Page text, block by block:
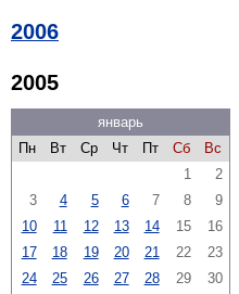
2006
2005
январь
Пн
Вт Ср Чт Пт Сб
Вс
1
2
3
4 5 6 7 8
9
10
11 12 13 14 15
16
17
18 19 20 21 22
23
24
25 26 27 28 29
30